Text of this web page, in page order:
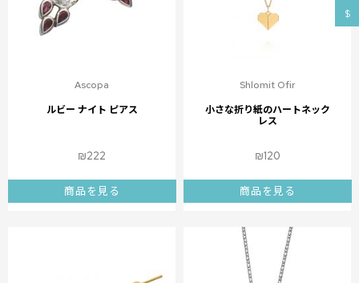
$
Ascopa
ルビー ナイト ピアス
₪222
商品を見る
Shlomit Ofir
小さな折り紙のハートネック
レス
₪120
商品を見る